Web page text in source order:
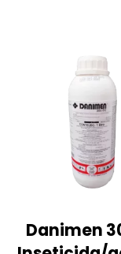
Danimen